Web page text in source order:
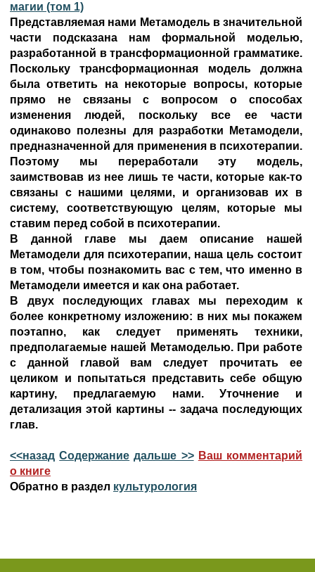
магии (том 1)
Представляемая нами Метамодель в значительной
части подсказана нам формальной моделью,
разработанной в трансформационной грамматике.
Поскольку трансформационная модель должна
была ответить на некоторые вопросы, которые
прямо не связаны с вопросом о способах
изменения людей, поскольку все ее части
одинаково полезны для разработки Метамодели,
предназначенной для применения в психотерапии.
Поэтому мы переработали эту модель,
заимствовав из нее лишь те части, которые как-то
связаны с нашими целями, и организовав их в
систему, соответствующую целям, которые мы
ставим перед собой в психотерапии.
В данной главе мы даем описание нашей
Метамодели для психотерапии, наша цель состоит
в том, чтобы познакомить вас с тем, что именно в
Метамодели имеется и как она работает.
В двух последующих главах мы переходим к
более конкретному изложению: в них мы покажем
поэтапно, как следует применять техники,
предполагаемые нашей Метамоделью. При работе
с данной главой вам следует прочитать ее
целиком и попытаться представить себе общую
картину, предлагаемую нами. Уточнение и
детализация этой картины -- задача последующих
глав.
<<назад Содержание дальше >> Ваш комментарий
о книге
Обратно в раздел культурология